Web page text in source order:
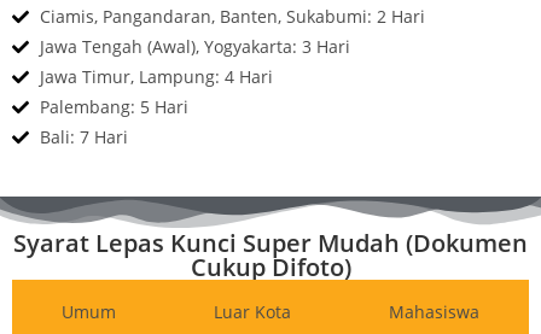
Ciamis, Pangandaran, Banten, Sukabumi: 2 Hari
Jawa Tengah (Awal), Yogyakarta: 3 Hari
Jawa Timur, Lampung: 4 Hari
Palembang: 5 Hari
Bali: 7 Hari
Syarat Lepas Kunci Super Mudah (Dokumen
Cukup Difoto)
Umum Luar Kota Mahasiswa